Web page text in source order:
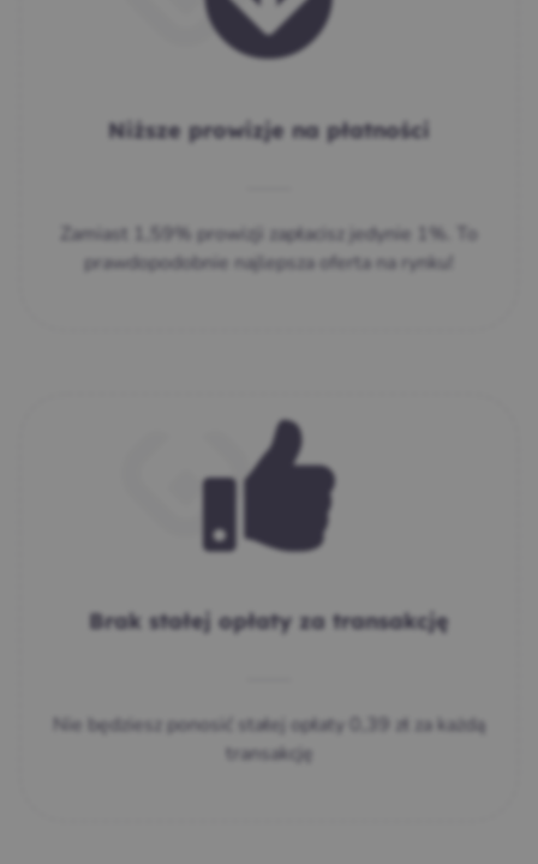
Niższe prowizje na płatności
Zamiast 1,59% prowizji zapłacisz jedynie 1%. To
prawdopodobnie najlepsza oferta na rynku!
Brak stałej opłaty za transakcję
Nie będziesz ponosić stałej opłaty 0,39 zł za każdą
transakcję